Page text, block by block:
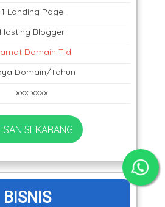
1 Landing Page
Hosting Blogger
Domain Tld
Domain/Tahun
xxx xxxx
SEKARANG
BISNIS